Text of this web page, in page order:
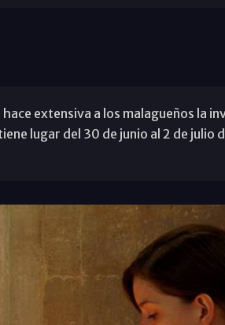
extensiva a los malagueños la
lugar del 30 de junio al 2 de julio